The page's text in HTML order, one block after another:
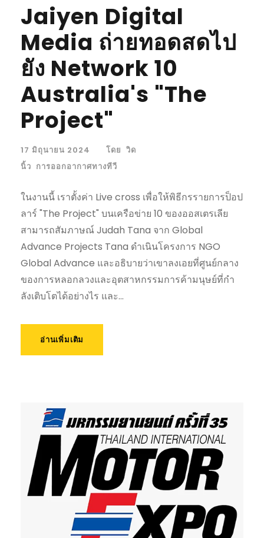
Jaiyen Digital
Media ถ่ายทอดสดไป
ยัง Network 10
Australia's "The
Project"
17 มิถุนายน 2024 โดย วิด
นิ้ว การออกอากาศทางทีวี
ในงานนี้ เราตั้งค่า Live cross เพื่อให้พิธีกรรายการป็อป
ลาร์ "The Project" บนเครือข่าย 10 ของออสเตรเลีย
สามารถสัมภาษณ์ Judah Tana จาก Global
Advance Projects Tana ดําเนินโครงการ NGO
Global Advance และอธิบายว่าเขาลงเอยที่ศูนย์กลาง
ของการหลอกลวงและอุตสาหกรรมการค้ามนุษย์ที่กํา
ลังเติบโตได้อย่างไร และ...
อ่านเพิ่มเติม